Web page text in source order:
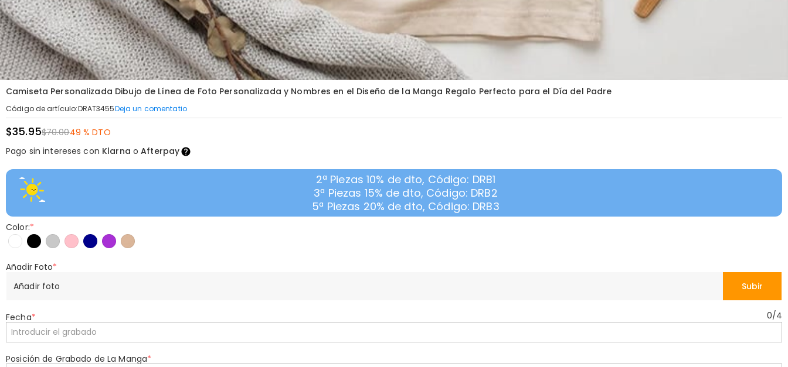
Camiseta Personalizada Dibujo de Línea de Foto Personalizada y Nombres en el Diseño de la Manga Regalo Perfecto para el Día del Padre
Código de artículo:DRAT3455Deja un comentatio
$35.95$70.0049 % DTO
Pago sin intereses con Klarna oAfterpay
2ª Piezas 10% de dto, Código: DRB1
3ª Piezas 15% de dto, Código: DRB2
5ª Piezas 20% de dto, Código: DRB3
Color:*
Añadir Foto*
Añadir foto
Subir
Fecha* 0/4
Posición de Grabado de La Manga*